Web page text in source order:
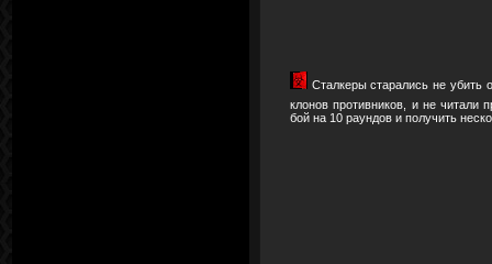
Сталкеры старались не убить
клонов противников, и не читали
бой на 10 раундов и получить